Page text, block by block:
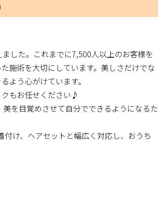
した。これまでに7,500人以上のお客様を
施術を大切にしています。美しさだけでな
よう心がけています。
もお任せください♪
を目覚めさせて自分でできるようになるた
付け、ヘアセットと幅広く対応し、おうち